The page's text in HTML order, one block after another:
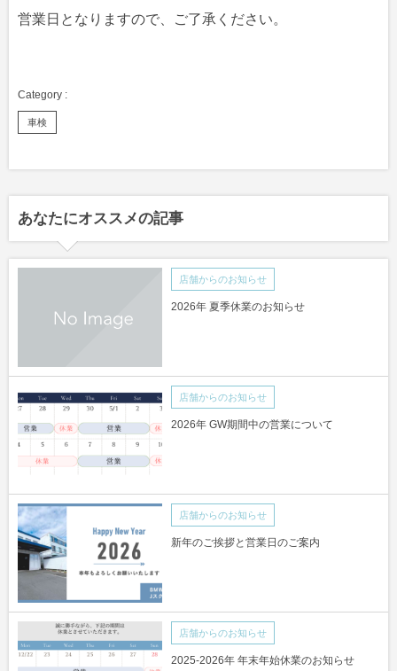
営業日となりますので、ご了承ください。
車検
あなたにオススメの記事
店舗からのお知らせ
2026年 夏季休業のお知らせ
店舗からのお知らせ
2026年 GW期間中の営業について
店舗からのお知らせ
新年のご挨拶と営業日のご案内
店舗からのお知らせ
2025-2026年 年末年始休業のお知らせ